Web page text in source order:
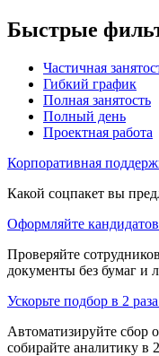
Быстрые
Частичная
Гибкий график
Полная занятость
Полный день
Проектная работа
Корпоративная
Какой соцпакет вы
Оформляйте
Проверяйте
документы без бумаг и
Ускорьте подбор в 2
Автоматизируйте сбор
собирайте аналитику в